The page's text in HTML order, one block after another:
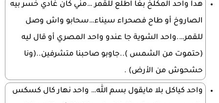
هدا واحد المكلخ بغا اطلع للقمر …مني كان غادي خسر بيه
الصاروخ أو طاح فصحراء سيناء…سحابو واش وصل
للقمر….واحد الشوية جا عندو واحد المصري أو قال ليه
(حتموت من الشمس )..جاوبو صاحبنا متشرفين..(ونا
حشحوش من الأرض) .
واحد كياكل بلا مايقول بسم الله… واحد نهار كال كسكس